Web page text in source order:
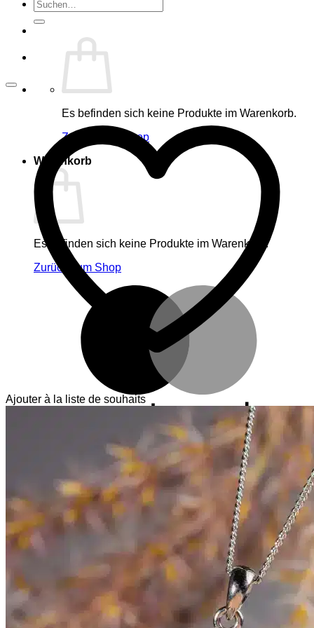
Suche
nach:
Es befinden sich keine Produkte im Warenkorb.
Zurück zum Shop
Warenkorb
Es befinden sich keine Produkte im Warenkorb.
Zurück zum Shop
Ajouter à la liste de souhaits